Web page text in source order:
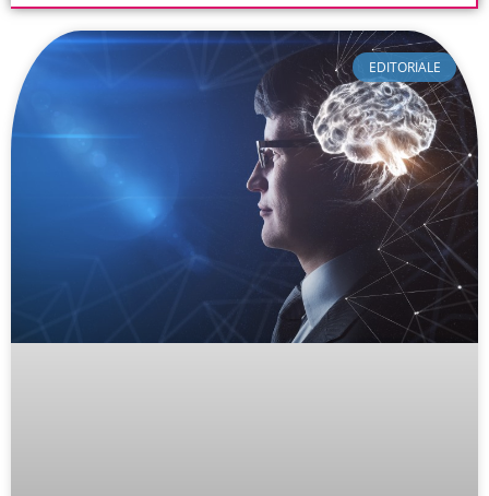
EDITORIALE